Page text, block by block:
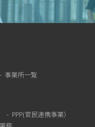
事業所一覧
PPP(官民連携事業）